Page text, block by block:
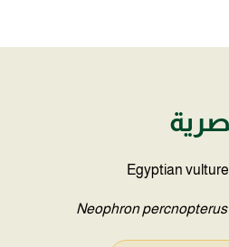
Neophron percnopterus